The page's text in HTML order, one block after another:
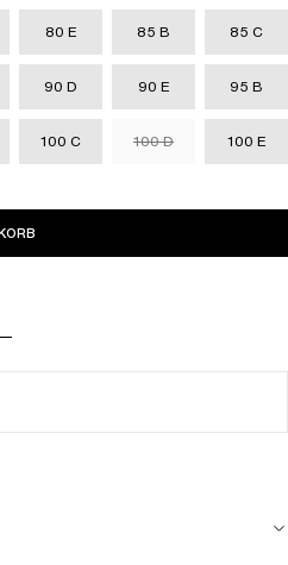
80 E 85 B 85 C
90 D 90 E 95 B
100 C 100 D 100 E